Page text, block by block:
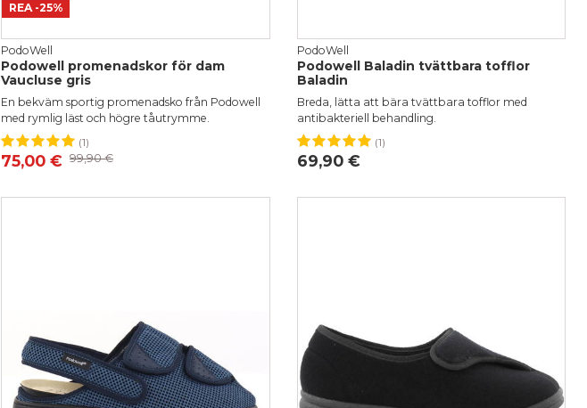
REA -25%
PodoWell
Podowell promenadskor för dam
Vaucluse gris
En bekväm sportig promenadsko från Podowell
med rymlig läst och högre tåutrymme.
36
37 (1)
75,00 € 99,90 €
PodoWell
Podowell Baladin tvättbara tofflor
Baladin
Breda, lätta att bära tvättbara tofflor med
antibakteriell behandling.
37
38 (1)
69,90 €